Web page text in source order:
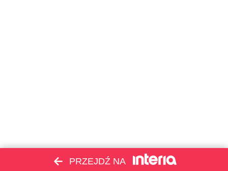
PRZEJDŹ NA